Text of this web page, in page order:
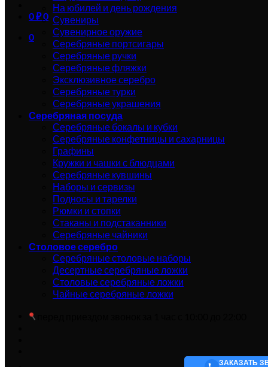
0₽0
0
На юбилей и день рождения
Сувениры
Сувенирное оружие
Серебряные портсигары
Серебряные ручки
Серебряные фляжки
Эксклюзивное серебро
Серебряные турки
Серебряные украшения
Серебряная посуда
Серебряные бокалы и кубки
Серебряные конфетницы и сахарницы
Графины
Кружки и чашки с блюдцами
Серебряные кувшины
Наборы и сервизы
Подносы и тарелки
Рюмки и стопки
Стаканы и подстаканники
Серебряные чайники
Столовое серебро
Серебряные столовые наборы
Десертные серебряные ложки
Столовые серебряные ложки
Чайные серебряные ложки
ЗАКАЗАТЬ